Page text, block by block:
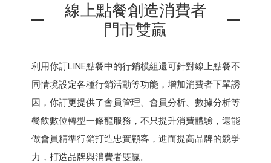
線上點餐創造消費者
門市雙贏
利用你訂LINE點餐中的行銷模組還可針對線上點餐不
同情境設定各種行銷活動等功能，增加消費者下單誘
因，你訂更提供了會員管理、會員分析、數據分析等
餐飲數位轉型一條龍服務，不只提升消費體驗，還能
做會員精準行銷打造忠實顧客，進而提高品牌的競爭
力，打造品牌與消費者雙贏。